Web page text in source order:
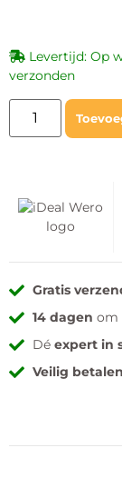
Levertijd: Op
verzonden
Gratis
14 dagen om
Déexpert in
Veilig betalen